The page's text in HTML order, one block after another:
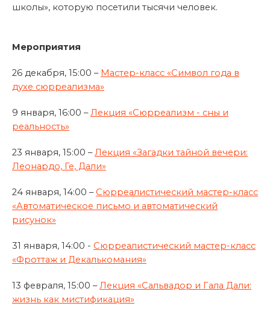
школы», которую посетили тысячи человек.
Мероприятия
26 декабря, 15:00 – Мастер-класс «Символ года в
духе сюрреализма»
9 января, 16:00 –Лекция «Сюрреализм - сны и
реальность»
23 января, 15:00 –Лекция «Загадки тайной вечери:
Леонардо, Ге, Дали»
24 января, 14:00 –Сюрреалистический мастер-класс
«Автоматическое письмо и автоматический
рисунок»
31 января, 14:00 - Сюрреалистический мастер-класс
«Фроттаж и Декалькомания»
13 февраля, 15:00 –Лекция «Сальвадор и Гала Дали:
жизнь как мистификация»